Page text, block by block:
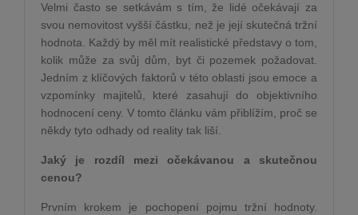
Velmi často se setkávám s tím, že lidé očekávají za
svou nemovitost vyšší částku, než je její skutečná tržní
hodnota. Každý by měl mít realistické představy o tom,
kolik může za svůj dům, byt či pozemek požadovat.
Jedním z klíčových faktorů v této oblasti jsou emoce a
vzpomínky majitelů, které zasahují do objektivního
hodnocení ceny. V tomto článku vám přiblížím, proč se
někdy tyto odhady od reality tak liší.
Jaký je rozdíl mezi očekávanou a skutečnou
cenou?
Prvním krokem je pochopení pojmu tržní hodnoty.